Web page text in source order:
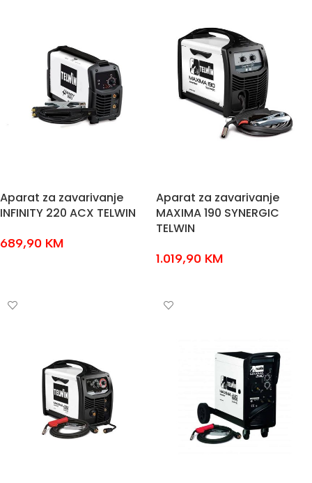
Aparat za zavarivanje
INFINITY 220 ACX TELWIN
689,90 KM
Aparat za zavarivanje
MAXIMA 190 SYNERGIC
TELWIN
1.019,90 KM